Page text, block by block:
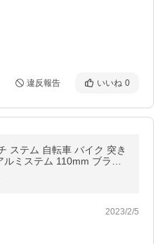
違反報告 いいね 0
ステム 自転車 バイク 突き
ミステム 110mm ブラッ
ランプ径25.4mm/31.
2023/2/5